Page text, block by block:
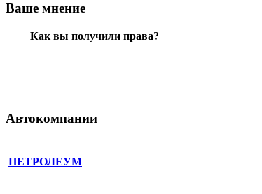
Ваше мнение
Как вы получили права?
Автокомпании
ПЕТРОЛЕУМ